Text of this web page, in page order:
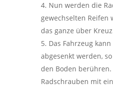
Nun werden die
gewechselten Reifen
das ganze über
Das Fahrzeug
abgesenkt werden,
den Boden
Radschrauben mit